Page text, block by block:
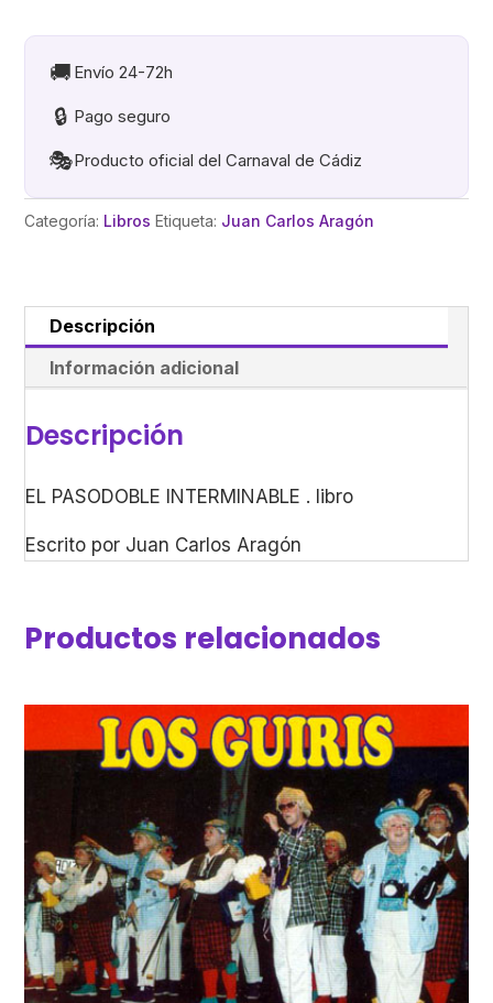
.
libro🚚 Envío 24-72h
🔒 Pago seguro
🎭Producto oficial del Carnaval de Cádiz
Categoría: Libros Etiqueta: Juan Carlos Aragón
Descripción
Información adicional
Descripción
EL PASODOBLE INTERMINABLE . libro
Escrito por Juan Carlos Aragón
Productos relacionados